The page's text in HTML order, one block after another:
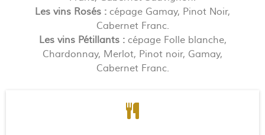
Les vins Rosés : cépage Gamay, Pinot Noir,
Cabernet Franc.
Les vins Pétillants :cépage Folle blanche,
Chardonnay, Merlot, Pinot noir, Gamay,
Cabernet Franc.